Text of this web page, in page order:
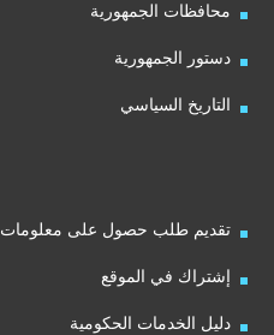
محافظات الجمهورية
دستور الجمهورية
التاريخ السياسي
تقديم طلب حصول على معلومات
إشتراك في الموقع
دليل الخدمات الحكومية